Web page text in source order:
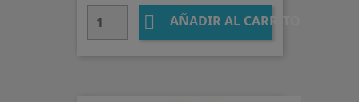
 AÑADIR AL CARRITO